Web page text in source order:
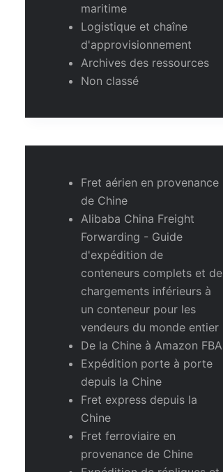
maritime
Logistique et chaîne
d'approvisionnement
Archives des ressources
Non classé
Fret aérien en provenance
de Chine
Alibaba China Freight
Forwarding - Guide
d'expédition de
conteneurs complets et de
chargements inférieurs à
un conteneur pour les
vendeurs du monde entier
De la Chine à Amazon FBA
Expédition porte à porte
depuis la Chine
Fret express depuis la
Chine
Fret ferroviaire en
provenance de Chine